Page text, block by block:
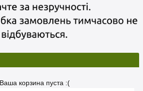
Ваша корзина пуста :(